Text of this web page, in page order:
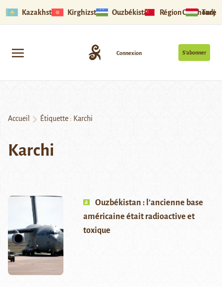
Kazakhstan Kirghizstan Ouzbékistan Région Ouïghoure
S’abonner
Connexion
Accueil Étiquette : Karchi
Karchi
Ouzbékistan : l’ancienne base
américaine était radioactive et
toxique